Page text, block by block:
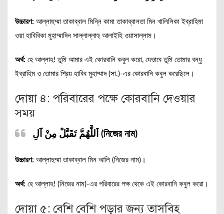
উচ্চারণ: আল্লাহুম্মা তাকাব্বাল মিন্নি কামা তাকাব্বালতা মিন খালিলিকা ইব্রাহিমা
ওয়া হাবিবিকা মুহাম্মাদিন সাল্লাল্লাহু আলাইহি ওয়াসাল্লাম।
অর্থ: হে আল্লাহ! তুমি আমার এই কোরবানি কবুল করো, যেভাবে তুমি তোমার বন্ধু
ইব্রাহিম ও তোমার প্রিয় হাবিব মুহাম্মাদ (সা.)-এর কোরবানি কবুল করেছিলে।
দোয়া ৪: পরিবারের পক্ষে কোরবানি দেওয়ার
সময়
اَللَّهُمَّ تَقَبَّلْ مِنْ آلِ (নিজের নাম)
উচ্চারণ: আল্লাহুম্মা তাকাব্বাল মিন আলি (নিজের নাম)।
অর্থ: হে আল্লাহ! (নিজের নাম)-এর পরিবারের পক্ষ থেকে এই কোরবানি কবুল করো।
দোয়া ৫: বেশি বেশি পড়ার জন্য তাসবিহ